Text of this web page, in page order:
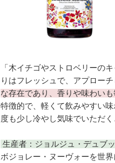
「木イチゴやストロベリーの
りはフレッシュで、アプロー
な存在であり、香りや味わい
特徴的で、軽くて飲みやすい
度も少し冷やし気味でいただ
生産者：ジョルジュ・デュブ
ボジョレー・ヌーヴォーを世